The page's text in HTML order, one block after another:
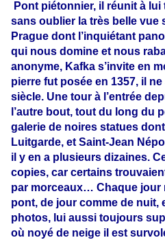
Pont piétonnier, il réunit à lui
sans oublier la très belle vue
Prague dont l’inquiétant
qui nous domine et nous
anonyme, Kafka s’invite en
pierre fut posée en 1357, il
siècle. Une tour à l’entrée
l’autre bout, tout du long du
galerie de noires statues
Luitgarde, et Saint-Jean
il y en a plusieurs dizaines.
copies, car certains
par morceaux… Chaque jour
pont, de jour comme de nuit,
photos, lui aussi toujours
où noyé de neige il est